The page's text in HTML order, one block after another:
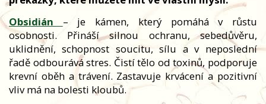
Obsidián – je kámen, který pomáhá v růstu
osobnosti. Přináší silnou ochranu, sebedůvěru,
uklidnění, schopnost soucitu, sílu a v neposlední
řadě odbourává stres. Čistí tělo od toxinů, podporuje
krevní oběh a trávení. Zastavuje krvácení a pozitivní
vliv má na bolesti kloubů.